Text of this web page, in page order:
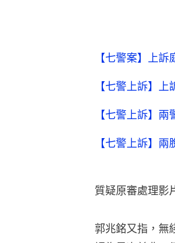
【七警案】上
【七警上訴】
【七警上訴】
【七警上訴】
質疑原審處理影
郭兆銘又指，無